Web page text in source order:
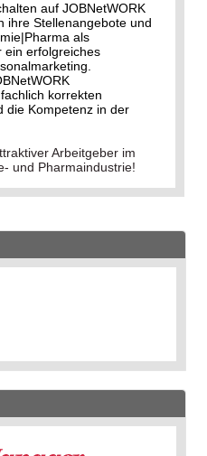
auf JOBNetWORK
ihre Stellenangebote und
als
ein erfolgreiches
korrekten
die Kompetenz in der
Arbeitgeber im
und Pharmaindustrie!